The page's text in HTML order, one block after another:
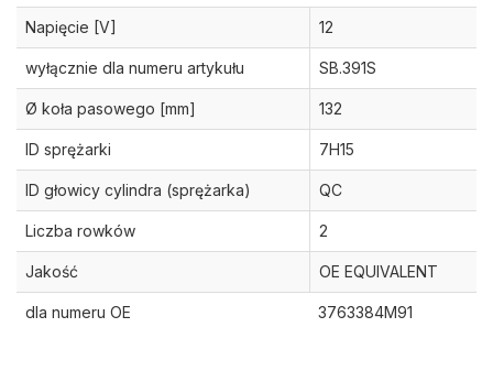
Napięcie [V] 12
wyłącznie dla numeru artykułu SB.391S
Ø koła pasowego [mm] 132
ID sprężarki 7H15
ID głowicy cylindra (sprężarka) QC
Liczba rowków 2
Jakość OE EQUIVALENT
dla numeru OE 3763384M91